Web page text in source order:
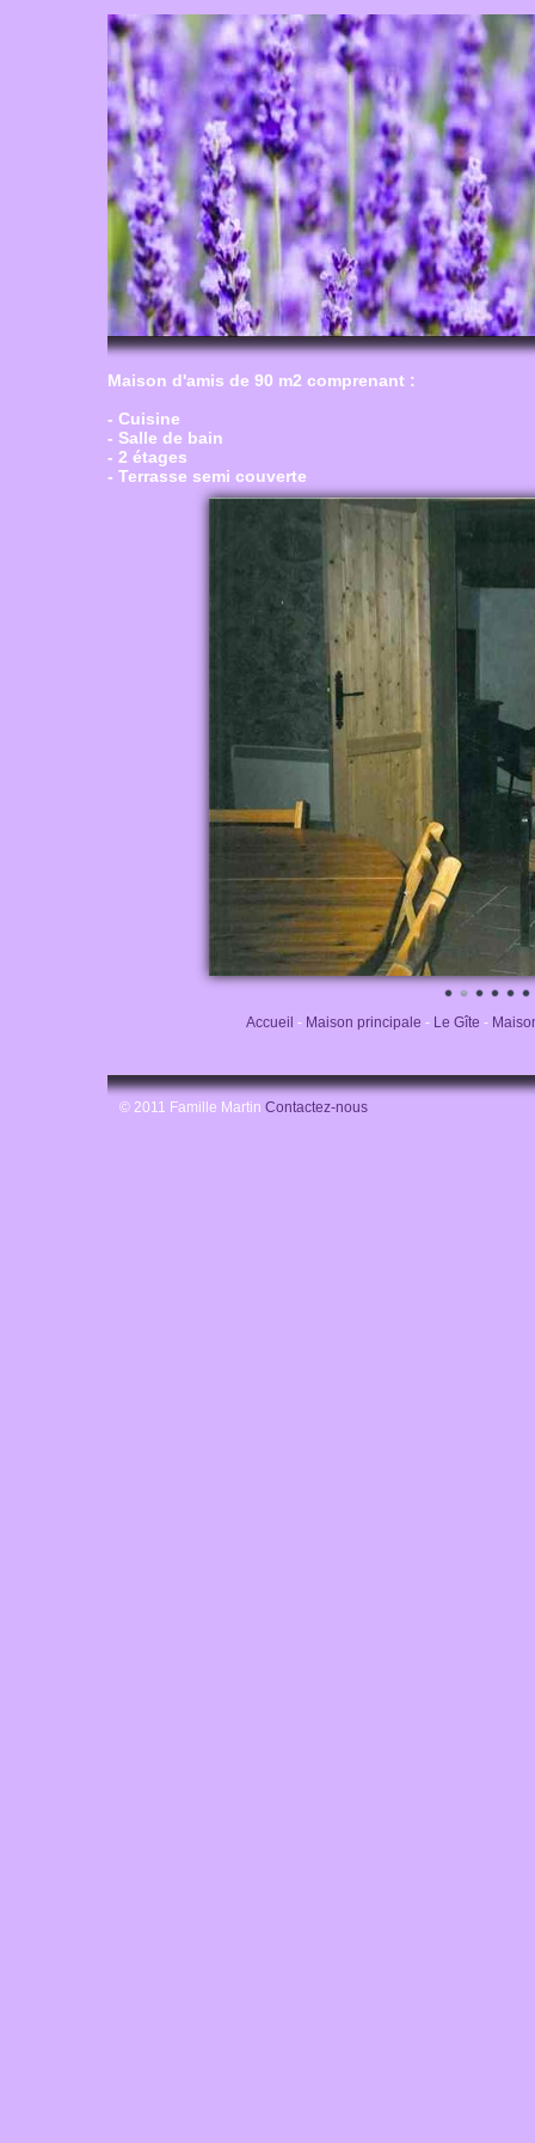
Maison d'amis de 90 m2 comprenant :
- Cuisine
- Salle de bain
- 2 étages
- Terrasse semi couverte
Accueil - Maison principale - Le Gîte -
© 2011 Famille Martin Contactez-nous